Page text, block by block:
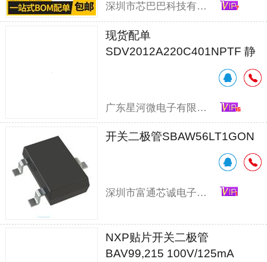
深圳市芯巴巴科技有限公司
现货配单
SDV2012A220C401NPTF 静
广东星河微电子有限公司
开关二极管SBAW56LT1GON
深圳市富通芯诚电子有限公司
NXP贴片开关二极管
BAV99,215 100V/125mA